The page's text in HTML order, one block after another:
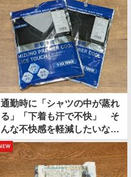
通勤時に「シャツの中が蒸れ
る」「下着も汗で不快」 そ
んな不快感を軽減したいなら
上下コレにしてみたら？
new